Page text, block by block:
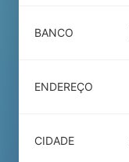
BANCO
ENDEREÇO
CIDADE